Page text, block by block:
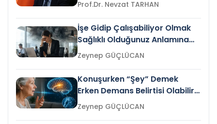
Prof.Dr. Nevzat TARHAN
İşe Gidip Çalışabiliyor Olmak
Sağlıklı Olduğunuz Anlamına
Gelir mi?Zeynep GÜÇLÜCAN
Konuşurken “Şey” Demek
Erken Demans Belirtisi Olabilir
mi?
Zeynep GÜÇLÜCAN